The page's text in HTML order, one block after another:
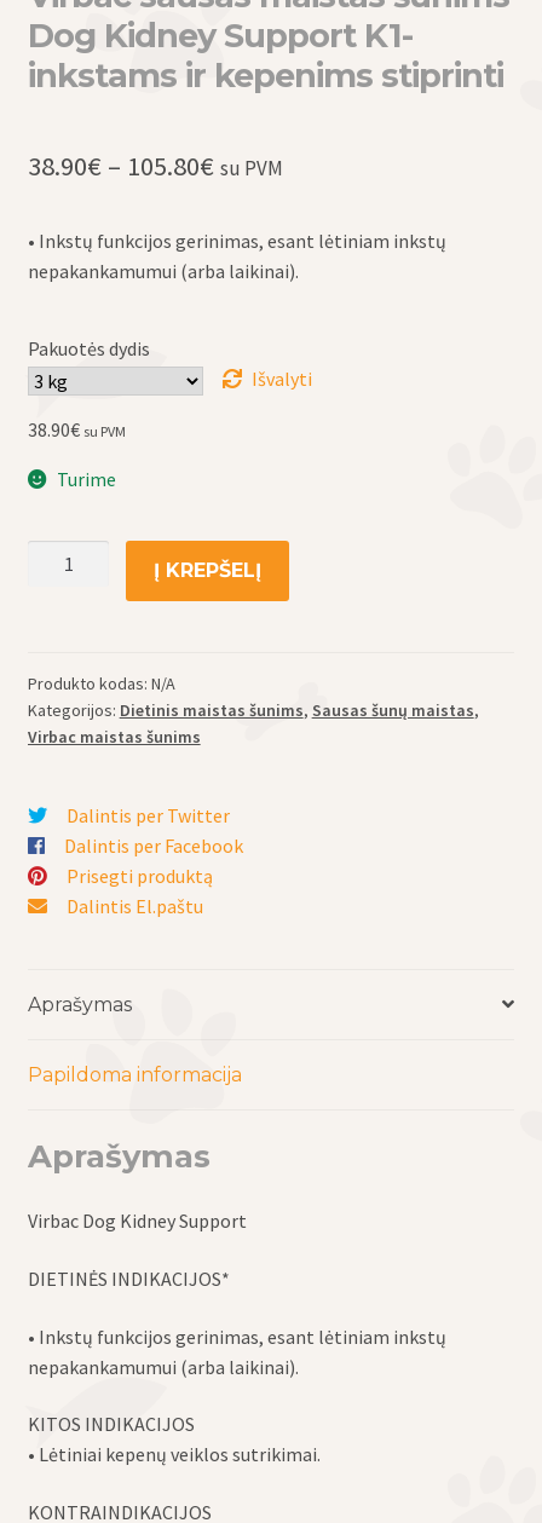
Dog Kidney Support K1-
inkstams ir kepenims stiprinti
38.90€ – 105.80€Price
38.90€
su PVM
• Inkstų funkcijos gerinimas, esant lėtiniam inkstų
nepakankamumui (arba laikinai).
Pakuotės dydis
Išvalyti
38.90€ su PVM
Turime
produkto
maistas
šunims
Dog
K1-
inkstams
ir
kepenims
Į KREPŠELĮ
Produkto kodas: N/A
Kategorijos: Dietinis maistas šunims, Sausas šunų maistas,
Virbac maistas šunims
Dalintis per Twitter
Dalintis per Facebook
Prisegti produktą
Dalintis El.paštu
Aprašymas
Papildoma informacija
Aprašymas
Virbac Dog Kidney Support
DIETINĖS INDIKACIJOS*
• Inkstų funkcijos gerinimas, esant lėtiniam inkstų
nepakankamumui (arba laikinai).
KITOS INDIKACIJOS
• Lėtiniai kepenų veiklos sutrikimai.
KONTRAINDIKACIJOS